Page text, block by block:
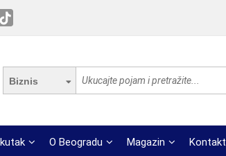
Biznis
O Beogradu Magazin Kontakt